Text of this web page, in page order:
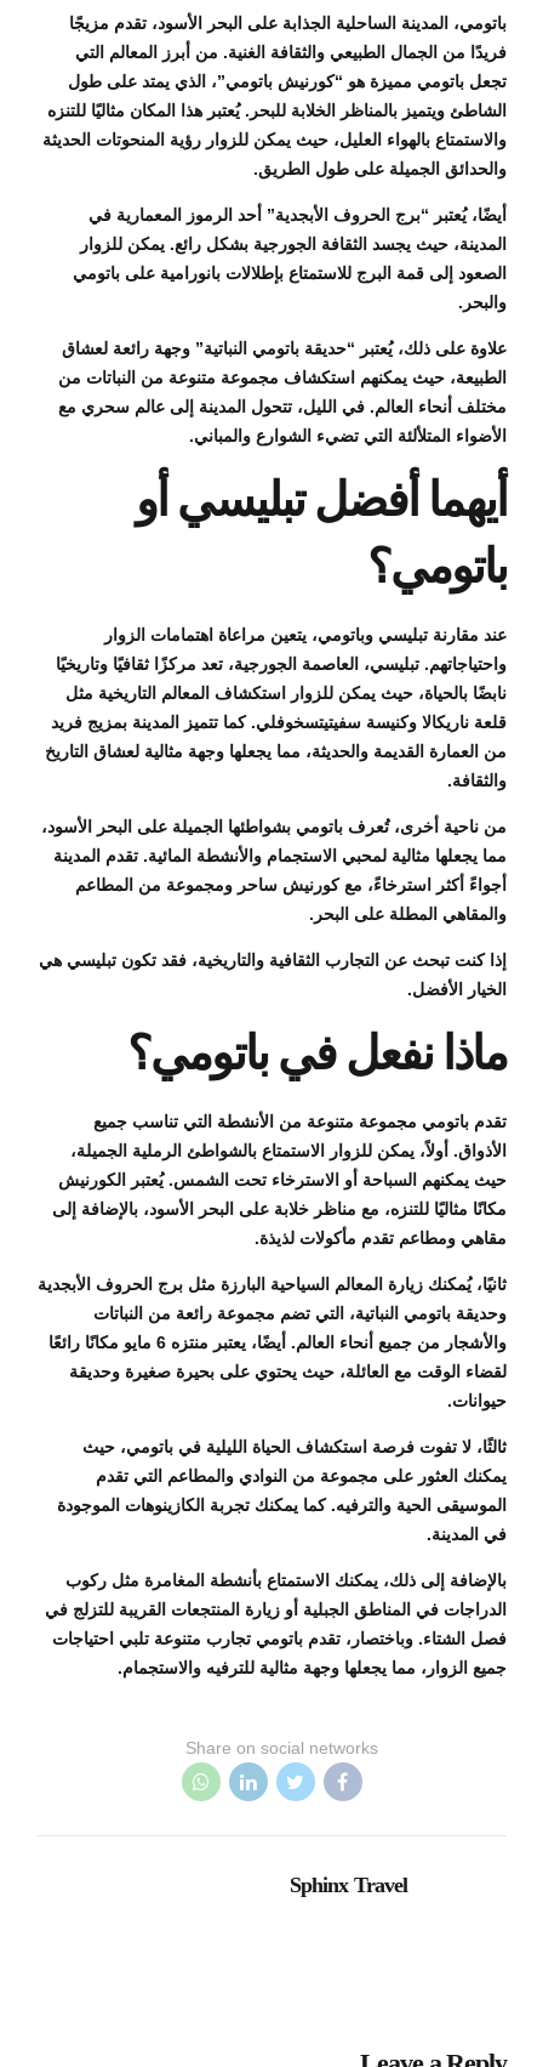
باتومي، المدينة الساحلية الجذابة على البحر الأسود، تقدم مزيجًا
فريدًا من الجمال الطبيعي والثقافة الغنية. من أبرز المعالم التي
تجعل باتومي مميزة هو “كورنيش باتومي”، الذي يمتد على طول
الشاطئ ويتميز بالمناظر الخلابة للبحر. يُعتبر هذا المكان مثاليًا للتنزه
والاستمتاع بالهواء العليل، حيث يمكن للزوار رؤية المنحوتات الحديثة
والحدائق الجميلة على طول الطريق.
أيضًا، يُعتبر “برج الحروف الأبجدية” أحد الرموز المعمارية في
المدينة، حيث يجسد الثقافة الجورجية بشكل رائع. يمكن للزوار
الصعود إلى قمة البرج للاستمتاع بإطلالات بانورامية على باتومي
والبحر.
علاوة على ذلك، يُعتبر “حديقة باتومي النباتية” وجهة رائعة لعشاق
الطبيعة، حيث يمكنهم استكشاف مجموعة متنوعة من النباتات من
مختلف أنحاء العالم. في الليل، تتحول المدينة إلى عالم سحري مع
الأضواء المتلألئة التي تضيء الشوارع والمباني.
أيهما أفضل تبليسي أو
باتومي؟
عند مقارنة تبليسي وباتومي، يتعين مراعاة اهتمامات الزوار
واحتياجاتهم. تبليسي، العاصمة الجورجية، تعد مركزًا ثقافيًا وتاريخيًا
نابضًا بالحياة، حيث يمكن للزوار استكشاف المعالم التاريخية مثل
قلعة ناريكالا وكنيسة سفيتيتسخوفلي. كما تتميز المدينة بمزيج فريد
من العمارة القديمة والحديثة، مما يجعلها وجهة مثالية لعشاق التاريخ
والثقافة.
من ناحية أخرى، تُعرف باتومي بشواطئها الجميلة على البحر الأسود،
مما يجعلها مثالية لمحبي الاستجمام والأنشطة المائية. تقدم المدينة
أجواءً أكثر استرخاءً، مع كورنيش ساحر ومجموعة من المطاعم
والمقاهي المطلة على البحر.
إذا كنت تبحث عن التجارب الثقافية والتاريخية، فقد تكون تبليسي هي
الخيار الأفضل.
ماذا نفعل في باتومي؟
تقدم باتومي مجموعة متنوعة من الأنشطة التي تناسب جميع
الأذواق. أولاً، يمكن للزوار الاستمتاع بالشواطئ الرملية الجميلة،
حيث يمكنهم السباحة أو الاسترخاء تحت الشمس. يُعتبر الكورنيش
مكانًا مثاليًا للتنزه، مع مناظر خلابة على البحر الأسود، بالإضافة إلى
مقاهي ومطاعم تقدم مأكولات لذيذة.
ثانيًا، يُمكنك زيارة المعالم السياحية البارزة مثل برج الحروف الأبجدية
وحديقة باتومي النباتية، التي تضم مجموعة رائعة من النباتات
والأشجار من جميع أنحاء العالم. أيضًا، يعتبر منتزه 6 مايو مكانًا رائعًا
لقضاء الوقت مع العائلة، حيث يحتوي على بحيرة صغيرة وحديقة
حيوانات.
ثالثًا، لا تفوت فرصة استكشاف الحياة الليلية في باتومي، حيث
يمكنك العثور على مجموعة من النوادي والمطاعم التي تقدم
الموسيقى الحية والترفيه. كما يمكنك تجربة الكازينوهات الموجودة
في المدينة.
بالإضافة إلى ذلك، يمكنك الاستمتاع بأنشطة المغامرة مثل ركوب
الدراجات في المناطق الجبلية أو زيارة المنتجعات القريبة للتزلج في
فصل الشتاء. وباختصار، تقدم باتومي تجارب متنوعة تلبي احتياجات
جميع الزوار، مما يجعلها وجهة مثالية للترفيه والاستجمام.
Share on social networks
Sphinx Travel